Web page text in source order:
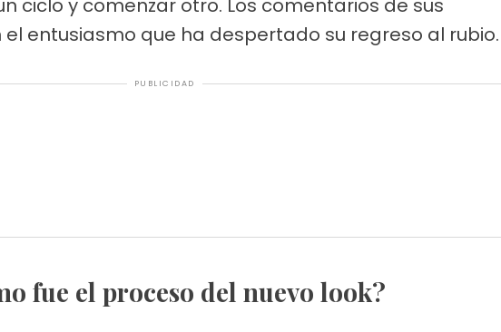
ciclo y comenzar otro. Los comentarios de sus
entusiasmo que ha despertado su regreso al rubio.
PUBLICIDAD
fue el proceso del nuevo look?